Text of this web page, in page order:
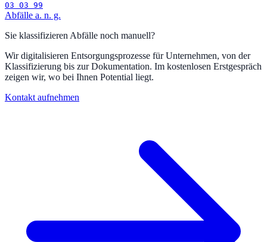
03 03 99
Abfälle a. n. g.
Sie klassifizieren Abfälle noch manuell?
Wir digitalisieren Entsorgungsprozesse für Unternehmen, von der
Klassifizierung bis zur Dokumentation. Im kostenlosen Erstgespräch
zeigen wir, wo bei Ihnen Potential liegt.
Kontakt aufnehmen